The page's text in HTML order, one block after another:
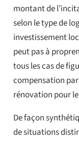
montant de
selon le type de
investissement
peut pas à
tous les cas de
compensation
rénovation pour
De façon
de situations